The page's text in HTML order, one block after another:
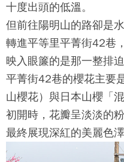
十度出頭的低溫。
但前往陽明山的路卻是
轉進平等里平菁街42巷
映入眼簾的是那一整排
平菁街42巷的櫻花主要
山櫻花）與日本山櫻「混
初開時，花瓣呈淡淡的
最終展現深紅的美麗色澤